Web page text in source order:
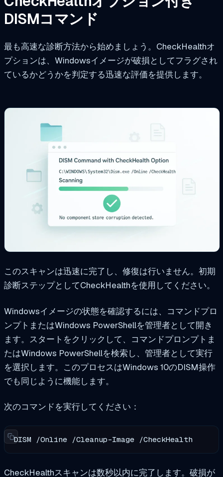
DISMコマンド
最も高速な診断方法から始めましょう。CheckHealthオ
プションは、Windowsイメージが破損としてフラグされ
ているかどうかを判定する迅速な評価を提供します。
このスキャンは迅速に完了し、修復は行いません。初期
診断ステップとしてCheckHealthを使用してください。
Windowsイメージの状態を確認するには、コマンドプロ
ンプトまたはWindows PowerShellを管理者として開き
ます。スタートをクリックして、コマンドプロンプトま
たはWindows PowerShellを検索し、管理者として実行
を選択します。このプロセスはWindows 10のDISM操作
でも同じように機能します。
次のコマンドを実行してください：
DISM /Online /Cleanup-Image /CheckHealth
CheckHealthスキャンは数秒以内に完了します。破損が